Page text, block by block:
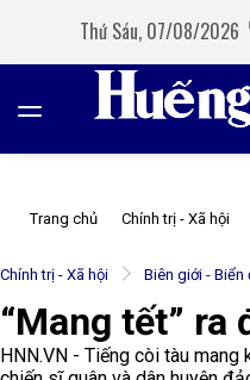
Thứ Sáu, 07/08/2026
Trang chủ Chính trị - Xã hội
Chính trị - Xã hội Biên giới - Biển
“Mang tết” ra
HNN.VN - Tiếng còi tàu